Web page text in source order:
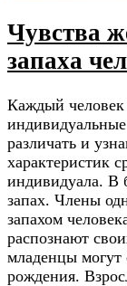
Чувства
запаха
Каждый человек
различать и
характеристик
индивидуала. В
запах. Члены
запахом
распознают
младенцы могут
рождения.